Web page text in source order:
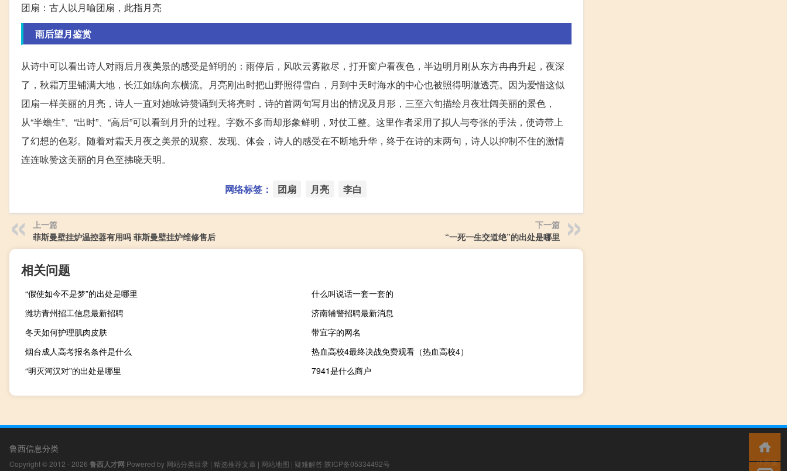
团扇：古人以月喻团扇，此指月亮
雨后望月鉴赏
从诗中可以看出诗人对雨后月夜美景的感受是鲜明的：雨停后，风吹云雾散尽，打开窗户看夜色，半边明月刚从东方冉冉升起，夜深
了，秋霜万里铺满大地，长江如练向东横流。月亮刚出时把山野照得雪白，月到中天时海水的中心也被照得明澈透亮。因为爱惜这似
团扇一样美丽的月亮，诗人一直对她咏诗赞诵到天将亮时，诗的首两句写月出的情况及月形，三至六旬描绘月夜壮阔美丽的景色，
从“半蟾生”、“出时”、“高后”可以看到月升的过程。字数不多而却形象鲜明，对仗工整。这里作者采用了拟人与夸张的手法，使诗带上
了幻想的色彩。随着对霜天月夜之美景的观察、发现、体会，诗人的感受在不断地升华，终于在诗的末两句，诗人以抑制不住的激情
连连咏赞这美丽的月色至拂晓天明。
网络标签： 团扇 月亮 李白
上一篇
菲斯曼壁挂炉温控器有用吗 菲斯曼壁挂炉维修售后
下一篇
“一死一生交道绝”的出处是哪里
相关问题
“假使如今不是梦”的出处是哪里
什么叫说话一套一套的
潍坊青州招工信息最新招聘
济南辅警招聘最新消息
冬天如何护理肌肉皮肤
带宜字的网名
烟台成人高考报名条件是什么
热血高校4最终决战免费观看（热血高校4）
“明灭河汉对”的出处是哪里
7941是什么商户
鲁西信息分类
Copyright © 2012 - 2026 鲁西人才网 Powered by 网站分类目录 | 精选推荐文章 | 网站地图 | 疑难解答 陕ICP备05334492号 小男孩